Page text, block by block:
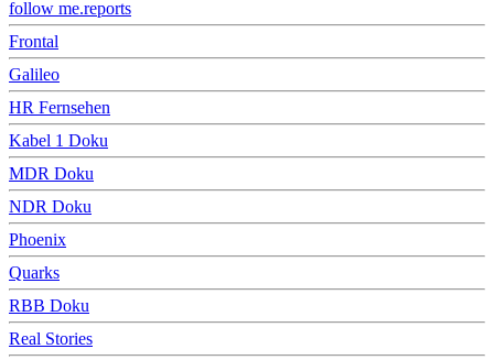
follow me.reports
Frontal
Galileo
HR Fernsehen
Kabel 1 Doku
MDR Doku
NDR Doku
Phoenix
Quarks
RBB Doku
Real Stories